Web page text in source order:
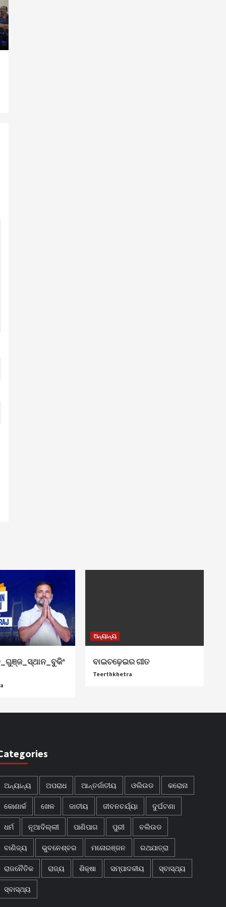
ଅନ୍ୟାନ୍ୟ
ବାଇଚଢ଼େଇର ଗୀତ
Teerthkhetra
ଅନ୍ୟାନ୍ୟ ଅପରାଧ ଆନ୍ତର୍ଜାତୀୟ ଓଲିଉଡ କରୋନା
କୋଣାର୍କ ଖେଳ ଜାତୀୟ ଜୀବନଚର୍ଯ୍ୟା ଦୁର୍ଘଟଣା
ଧର୍ମ ନୂଆଦିଲ୍ଲୀ ପାଣିପାଗ ପୁରୀ ବଲିଉଡ
ବାଣିଜ୍ୟ ଭୁବନେଶ୍ବର ମନୋରଞ୍ଜନ ରଥଯାତ୍ରା
ରାଜନୈତିକ ରାଜ୍ୟ ଶିକ୍ଷା ସମ୍ପାଦକୀୟ ସ୍ବାସ୍ଥ୍ୟ
ସ୍ବାସ୍ଥ୍ୟ